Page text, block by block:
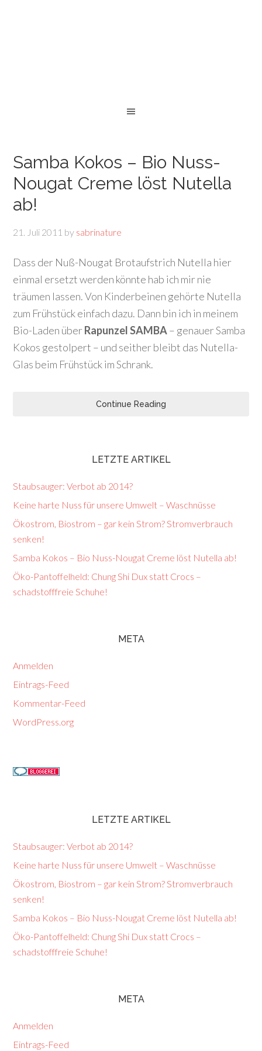
Samba Kokos – Bio Nuss-
Nougat Creme löst Nutella
ab!
21. Juli 2011 by sabrinature
Dass der Nuß-Nougat Brotaufstrich Nutella hier
einmal ersetzt werden könnte hab ich mir nie
träumen lassen. Von Kinderbeinen gehörte Nutella
zum Frühstück einfach dazu. Dann bin ich in meinem
Bio-Laden überRapunzel SAMBA– genauer Samba
Kokos gestolpert – und seither bleibt das Nutella-
Glas beim Frühstück im Schrank.
Continue Reading
LETZTE ARTIKEL
Staubsauger: Verbot ab 2014?
Keine harte Nuss für unsere Umwelt – Waschnüsse
Ökostrom, Biostrom – gar kein Strom? Stromverbrauch
senken!
Samba Kokos – Bio Nuss-Nougat Creme löst Nutella ab!
Öko-Pantoffelheld: Chung Shi Dux statt Crocs –
schadstofffreie Schuhe!
META
Anmelden
Eintrags-Feed
Kommentar-Feed
WordPress.org
LETZTE ARTIKEL
Staubsauger: Verbot ab 2014?
Keine harte Nuss für unsere Umwelt – Waschnüsse
Ökostrom, Biostrom – gar kein Strom? Stromverbrauch
senken!
Samba Kokos – Bio Nuss-Nougat Creme löst Nutella ab!
Öko-Pantoffelheld: Chung Shi Dux statt Crocs –
schadstofffreie Schuhe!
META
Anmelden
Eintrags-Feed